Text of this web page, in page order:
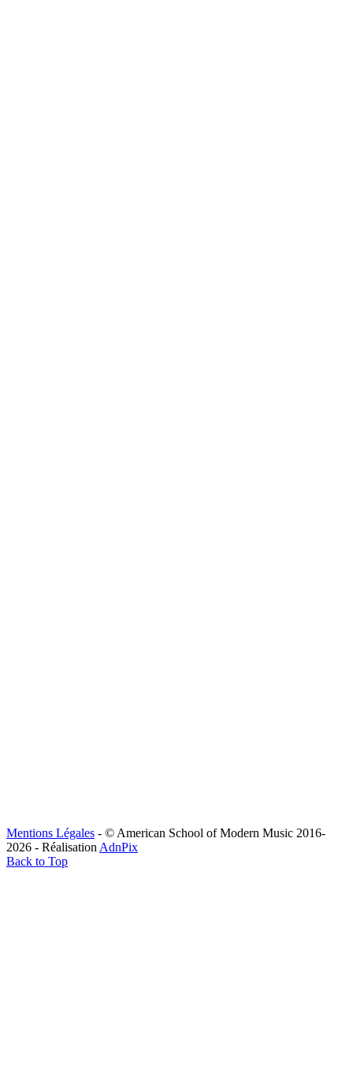
Mentions Légales - © American School of Modern Music 2016-
2026 - Réalisation AdnPix
Back to Top